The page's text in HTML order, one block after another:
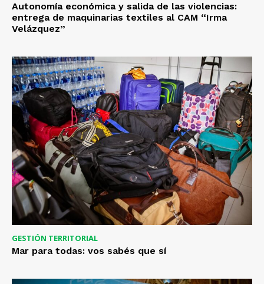
Autonomía económica y salida de las violencias:
entrega de maquinarias textiles al CAM “Irma
Velázquez”
GESTIÓN TERRITORIAL
Mar para todas: vos sabés que sí